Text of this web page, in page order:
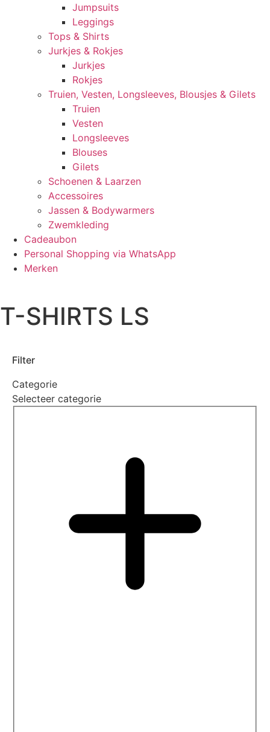
Jumpsuits
Leggings
Tops & Shirts
Jurkjes & Rokjes
Jurkjes
Rokjes
Truien, Vesten, Longsleeves, Blousjes & Gilets
Truien
Vesten
Longsleeves
Blouses
Gilets
Schoenen & Laarzen
Accessoires
Jassen & Bodywarmers
Zwemkleding
Cadeaubon
Personal Shopping via WhatsApp
Merken
T-SHIRTS LS
Filter
Categorie
Selecteer categorie